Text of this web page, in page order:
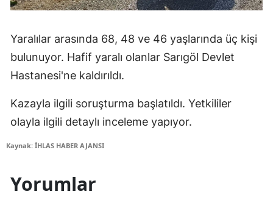
Yaralılar arasında 68, 48 ve 46 yaşlarında üç kişi
bulunuyor. Hafif yaralı olanlar Sarıgöl Devlet
Hastanesi'ne kaldırıldı.
Kazayla ilgili soruşturma başlatıldı. Yetkililer
olayla ilgili detaylı inceleme yapıyor.
Kaynak: İHLAS HABER AJANSI
Yorumlar